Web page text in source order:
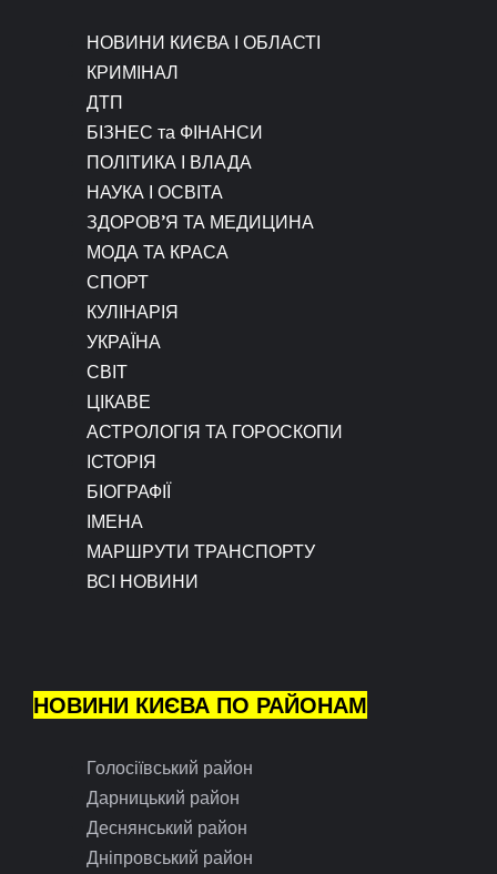
НОВИНИ КИЄВА І ОБЛАСТІ
КРИМІНАЛ
ДТП
БІЗНЕС та ФІНАНСИ
ПОЛІТИКА І ВЛАДА
НАУКА І ОСВІТА
ЗДОРОВ’Я ТА МЕДИЦИНА
МОДА ТА КРАСА
СПОРТ
КУЛІНАРІЯ
УКРАЇНА
СВІТ
ЦІКАВЕ
АСТРОЛОГІЯ ТА ГОРОСКОПИ
ІСТОРІЯ
БІОГРАФІЇ
ІМЕНА
МАРШРУТИ ТРАНСПОРТУ
ВСІ НОВИНИ
НОВИНИ КИЄВА ПО РАЙОНАМ
Голосіївський район
Дарницький район
Деснянський район
Дніпровський район